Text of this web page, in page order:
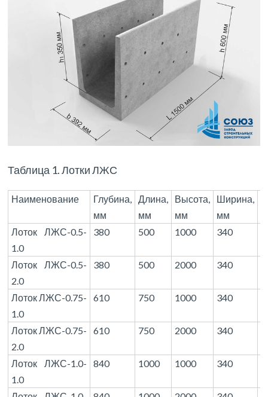
Таблица 1. Лотки ЛЖС
Наименование
Глубина,
мм
Длина,
мм
Высота,
мм
Ширина,
мм
Лоток ЛЖС-0.5-
1.0
380 500 1000 340
Лоток ЛЖС-0.5-
2.0
380 500 2000 340
Лоток ЛЖС-0.75-
1.0
610 750 1000 340
Лоток ЛЖС-0.75-
2.0
610 750 2000 340
Лоток ЛЖС-1.0-
1.0
840 1000 1000 340